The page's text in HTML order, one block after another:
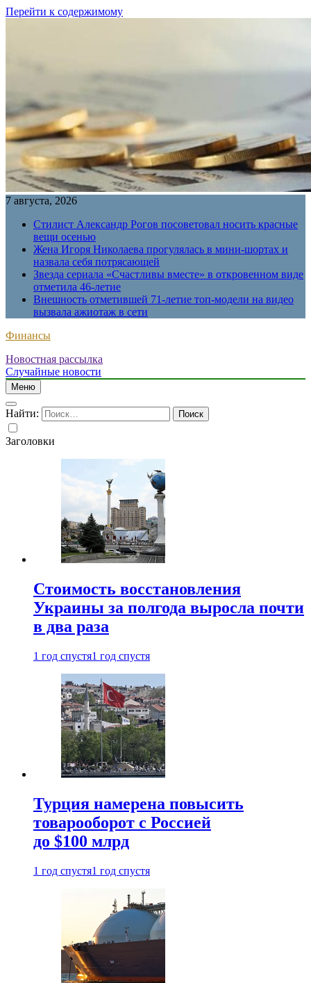
Перейти к содержимому
7 августа, 2026
Стилист Александр Рогов посоветовал носить красные
вещи осенью
Жена Игоря Николаева прогулялась в мини-шортах и
назвала себя потрясающей
Звезда сериала «Счастливы вместе» в откровенном виде
отметила 46-летие
Внешность отметившей 71-летие топ-модели на видео
вызвала ажиотаж в сети
Финансы
Новостная рассылка
Случайные новости
Меню
Найти:
Заголовки
Стоимость восстановления
Украины за полгода выросла почти
в два раза
1 год спустя1 год спустя
Турция намерена повысить
товарооборот с Россией
до $100 млрд
1 год спустя1 год спустя